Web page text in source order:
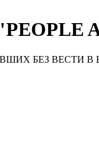
БЕЗ ВЕСТИ В